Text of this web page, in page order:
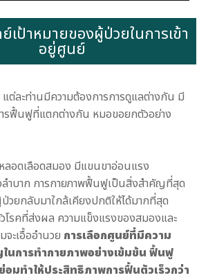
เป้าหมายของผู้ป่วยในการเข้า
อยู่ศูนย์
ต่ละท่านมีความต้องการการดูแลต่างกัน มี
รฟื้นฟูที่แตกต่างกัน หมอขอยกตัวอย่าง
ลอดเลือดสมอง มีแขนขาอ่อนแรง
ลำบาก การกายภาพฟื้นฟูเป็นสิ่งสำคัญที่สุด
ป่วยกลับมาใกล้เคียงปกติให้ได้มากที่สุด
โรคที่ส่งผล ความแข็งแรงของสมองและ
จะเอื้ออำนวย การเลือกศูนย์ที่มีความ
ในการทำกายภาพอย่างเข้มข้น ฟื้นฟู
อมทำให้ประสิทธิภาพการฟื้นตัวเร็วกว่า